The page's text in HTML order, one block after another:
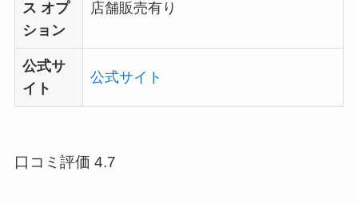
ス オプ
ション
店舗販売有り
公式サ
イト
公式サイト
口コミ評価 4.7